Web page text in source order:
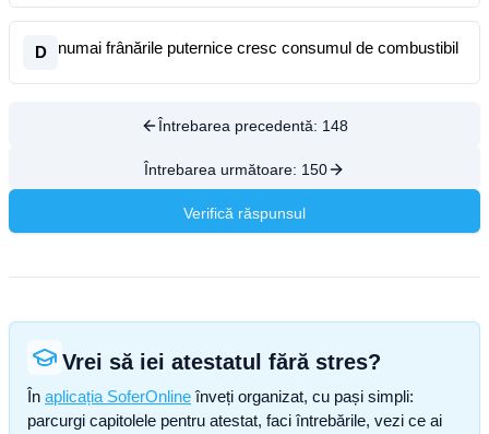
D numai frânările puternice cresc consumul de combustibil
Întrebarea precedentă: 148
Întrebarea următoare: 150
Verifică răspunsul
Vrei să iei atestatul fără stres?
În aplicația SoferOnline înveți organizat, cu pași simpli:
parcurgi capitolele pentru atestat, faci întrebările, vezi ce ai